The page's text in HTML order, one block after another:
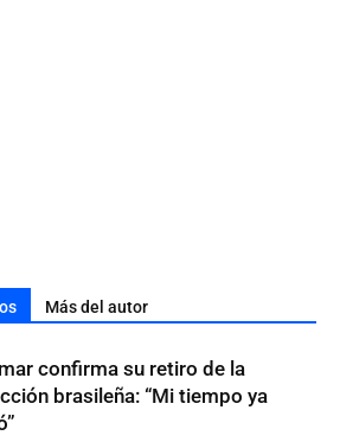
Más del autor
confirma su retiro de la
brasileña: “Mi tiempo ya